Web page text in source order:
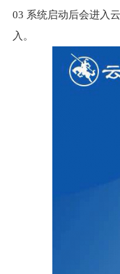
03 系统启动后会进入
入。